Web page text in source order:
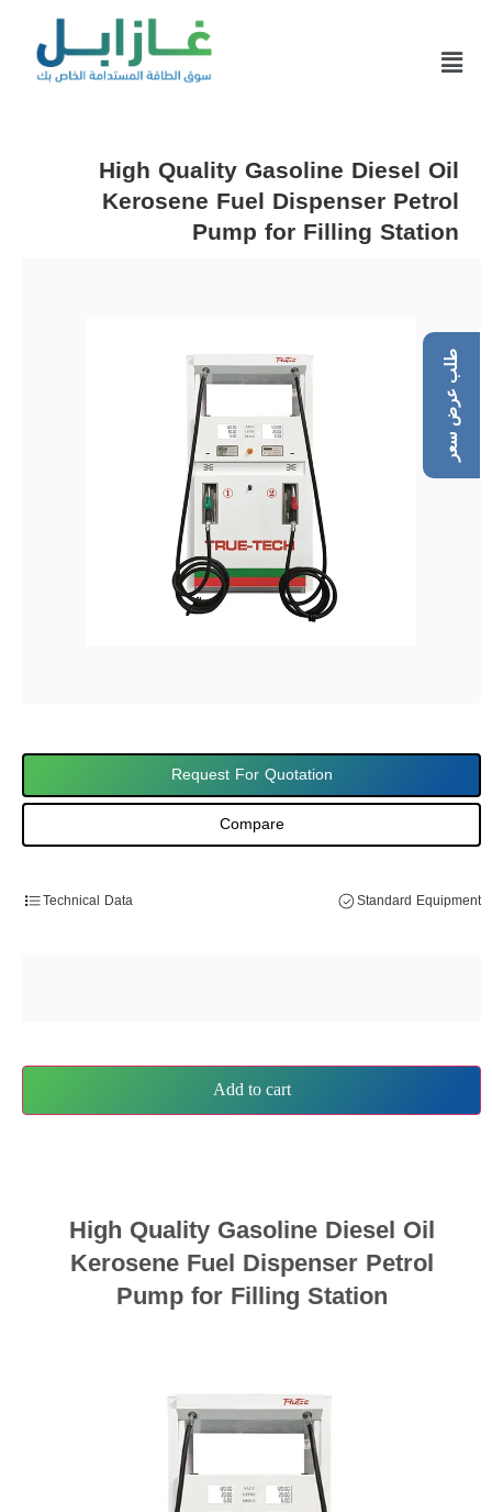
High Quality Gasoline Diesel Oil
Kerosene Fuel Dispenser Petrol
Pump for Filling Station
Request For Quotation
Compare
Technical Data Standard Equipment
Add to cart
High Quality Gasoline Diesel Oil
Kerosene Fuel Dispenser Petrol
Pump for Filling Station
طلب عرض سعر